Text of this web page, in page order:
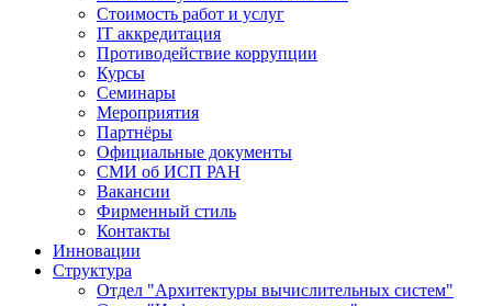
Стоимость работ и услуг
IT аккредитация
Противодействие коррупции
Курсы
Семинары
Мероприятия
Партнёры
Официальные документы
СМИ об ИСП РАН
Вакансии
Фирменный стиль
Контакты
Инновации
Структура
Отдел "Архитектуры вычислительных систем"